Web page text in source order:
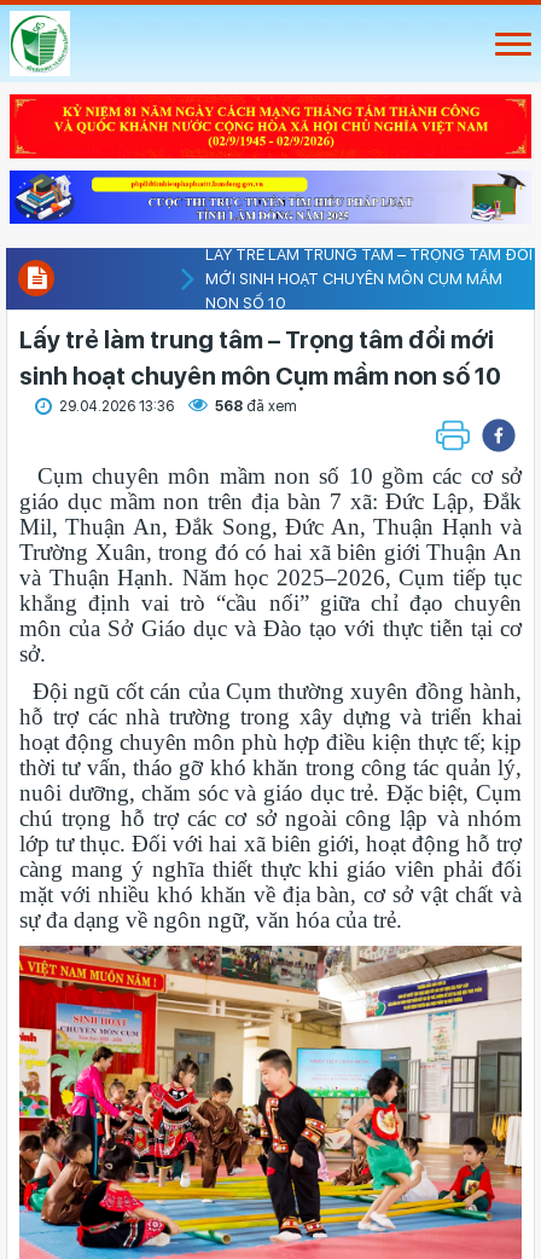
LẤY TRẺ LÀM TRUNG TÂM – TRỌNG TÂM ĐỔI
MỚI SINH HOẠT CHUYÊN MÔN CỤM MẦM
NON SỐ 10
Lấy trẻ làm trung tâm – Trọng tâm đổi mới
sinh hoạt chuyên môn Cụm mầm non số 10
29.04.2026 13:36 568 đã xem
Cụm chuyên môn mầm non số 10 gồm các cơ sở
giáo dục mầm non trên địa bàn 7 xã: Đức Lập, Đắk
Mil, Thuận An, Đắk Song, Đức An, Thuận Hạnh và
Trường Xuân, trong đó có hai xã biên giới Thuận An
và Thuận Hạnh. Năm học 2025–2026, Cụm tiếp tục
khẳng định vai trò “cầu nối” giữa chỉ đạo chuyên
môn của Sở Giáo dục và Đào tạo với thực tiễn tại cơ
sở.
Đội ngũ cốt cán của Cụm thường xuyên đồng hành,
hỗ trợ các nhà trường trong xây dựng và triển khai
hoạt động chuyên môn phù hợp điều kiện thực tế; kịp
thời tư vấn, tháo gỡ khó khăn trong công tác quản lý,
nuôi dưỡng, chăm sóc và giáo dục trẻ. Đặc biệt, Cụm
chú trọng hỗ trợ các cơ sở ngoài công lập và nhóm
lớp tư thục. Đối với hai xã biên giới, hoạt động hỗ trợ
càng mang ý nghĩa thiết thực khi giáo viên phải đối
mặt với nhiều khó khăn về địa bàn, cơ sở vật chất và
sự đa dạng về ngôn ngữ, văn hóa của trẻ.